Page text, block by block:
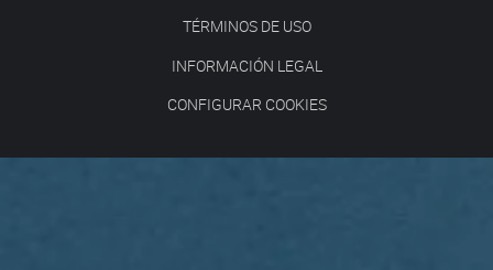
TÉRMINOS DE USO
INFORMACIÓN LEGAL
CONFIGURAR COOKIES